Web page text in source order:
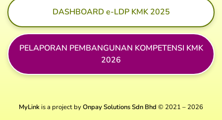
DASHBOARD e-LDP KMK 2025
PELAPORAN PEMBANGUNAN KOMPETENSI KMK
2026
MyLink is a project byOnpay Solutions Sdn Bhd © 2021 – 2026